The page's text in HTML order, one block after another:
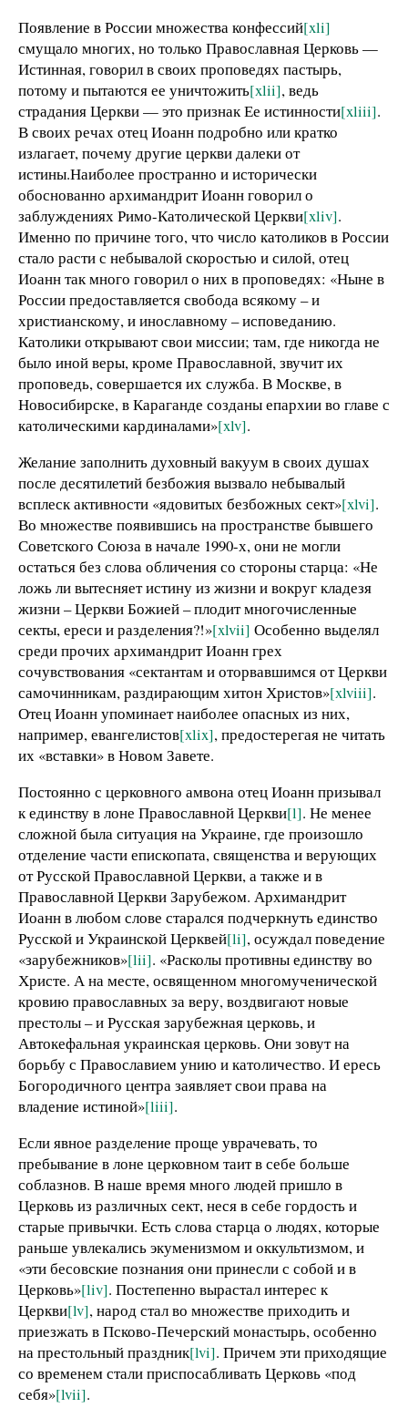
Появление в России множества конфессий[xli]
смущало многих, но только Православная Церковь —
Истинная, говорил в своих проповедях пастырь,
потому и пытаются ее уничтожить[xlii], ведь
страдания Церкви — это признак Ее истинности[xliii].
В своих речах отец Иоанн подробно или кратко
излагает, почему другие церкви далеки от
истины.Наиболее пространно и исторически
обоснованно архимандрит Иоанн говорил о
заблуждениях Римо-Католической Церкви[xliv].
Именно по причине того, что число католиков в России
стало расти с небывалой скоростью и силой, отец
Иоанн так много говорил о них в проповедях: «Ныне в
России предоставляется свобода всякому – и
христианскому, и инославному – исповеданию.
Католики открывают свои миссии; там, где никогда не
было иной веры, кроме Православной, звучит их
проповедь, совершается их служба. В Москве, в
Новосибирске, в Караганде созданы епархии во главе с
католическими кардиналами»[xlv].
Желание заполнить духовный вакуум в своих душах
после десятилетий безбожия вызвало небывалый
всплеск активности «ядовитых безбожных сект»[xlvi].
Во множестве появившись на пространстве бывшего
Советского Союза в начале 1990-х, они не могли
остаться без слова обличения со стороны старца: «Не
ложь ли вытесняет истину из жизни и вокруг кладезя
жизни – Церкви Божией – плодит многочисленные
секты, ереси и разделения?!»[xlvii] Особенно выделял
среди прочих архимандрит Иоанн грех
сочувствования «сектантам и оторвавшимся от Церкви
самочинникам, раздирающим хитон Христов»[xlviii].
Отец Иоанн упоминает наиболее опасных из них,
например, евангелистов[xlix], предостерегая не читать
их «вставки» в Новом Завете.
Постоянно с церковного амвона отец Иоанн призывал
к единству в лоне Православной Церкви[l]. Не менее
сложной была ситуация на Украине, где произошло
отделение части епископата, священства и верующих
от Русской Православной Церкви, а также и в
Православной Церкви Зарубежом. Архимандрит
Иоанн в любом слове старался подчеркнуть единство
Русской и Украинской Церквей[li], осуждал поведение
«зарубежников»[lii]. «Расколы противны единству во
Христе. А на месте, освященном многомученической
кровию православных за веру, воздвигают новые
престолы – и Русская зарубежная церковь, и
Автокефальная украинская церковь. Они зовут на
борьбу с Православием унию и католичество. И ересь
Богородичного центра заявляет свои права на
владение истиной»[liii].
Если явное разделение проще уврачевать, то
пребывание в лоне церковном таит в себе больше
соблазнов. В наше время много людей пришло в
Церковь из различных сект, неся в себе гордость и
старые привычки. Есть слова старца о людях, которые
раньше увлекались экуменизмом и оккультизмом, и
«эти бесовские познания они принесли с собой и в
Церковь»[liv]. Постепенно вырастал интерес к
Церкви[lv], народ стал во множестве приходить и
приезжать в Псково-Печерский монастырь, особенно
на престольный праздник[lvi]. Причем эти приходящие
со временем стали приспосабливать Церковь «под
себя»[lvii].